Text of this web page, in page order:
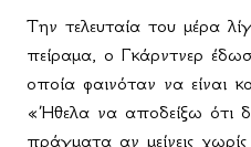
Την τελευταία του μέρα
πείραμα, ο Γκάρντνερ
οποία φαινόταν να είναι
«Ήθελα να αποδείξω ότι
πράγματα αν μείνεις